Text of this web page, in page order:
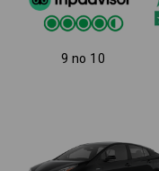
9 no 10